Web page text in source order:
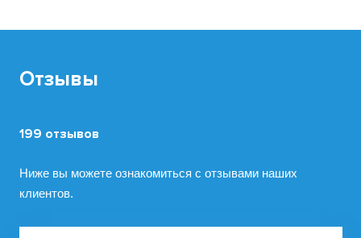
Отзывы
199 отзывов
Ниже вы можете ознакомиться с отзывами наших
клиентов.